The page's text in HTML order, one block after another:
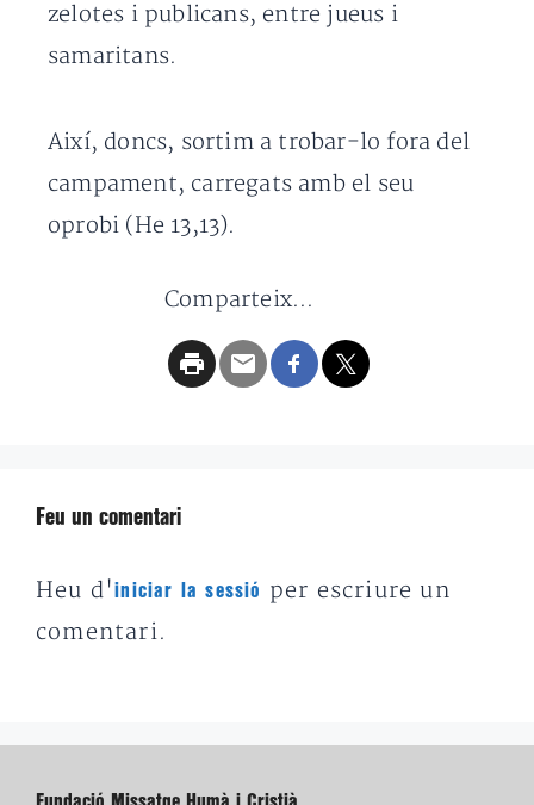
zelotes i publicans, entre jueus i
samaritans.
Així, doncs, sortim a trobar-lo fora del
campament, carregats amb el seu
oprobi (He 13,13).
Comparteix...
Feu un comentari
Heu d'iniciar la sessió
per escriure un
comentari.